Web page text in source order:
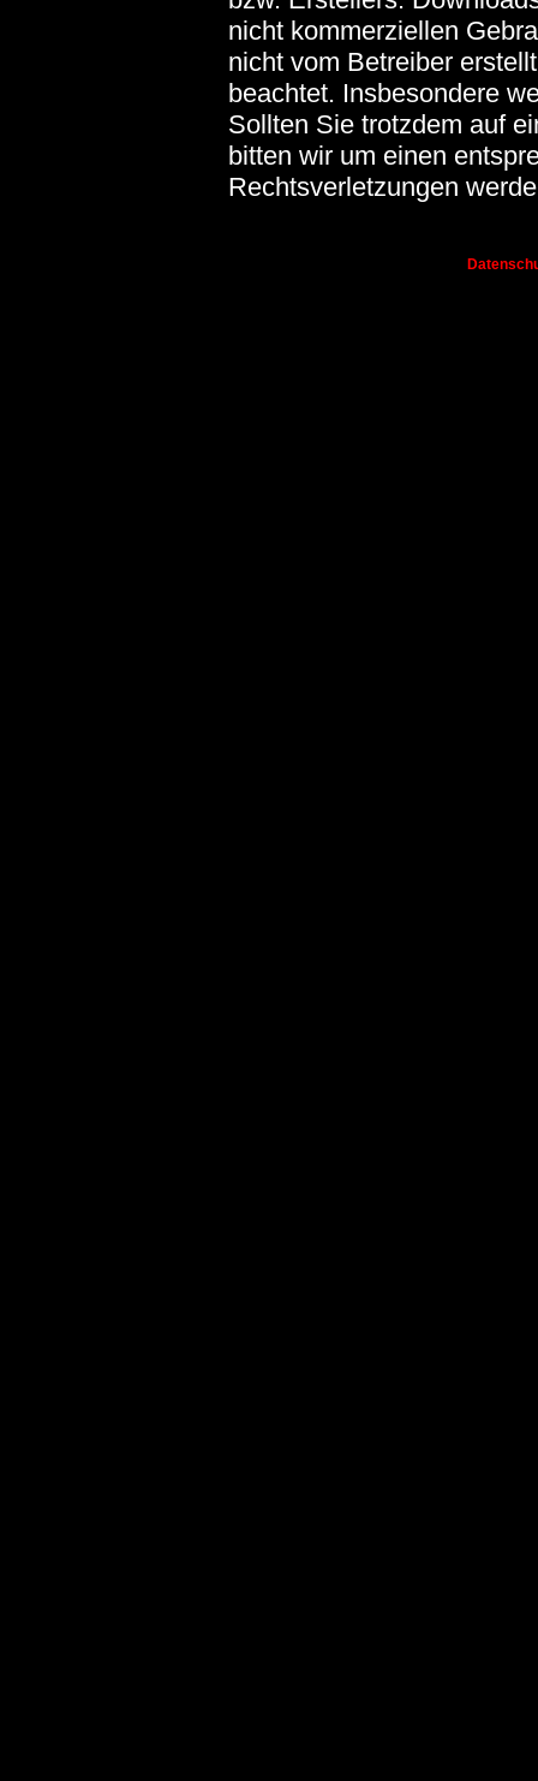
nicht kommerziellen
nicht vom Betreiber
beachtet. Insbesondere
Sollten Sie trotzdem auf
bitten wir um einen
Rechtsverletzungen